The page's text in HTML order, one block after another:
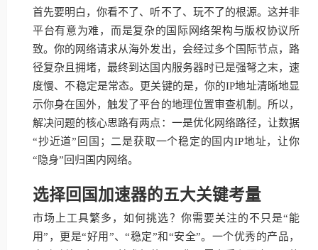
首先要明白，你看不了、听不了、玩不了的根源。这并非
平台有意为难，而是复杂的国际网络架构与版权协议所
致。你的网络请求从海外发出，会经过多个国际节点，路
径复杂且拥堵，最终到达国内服务器时已是强弩之末，速
度慢、不稳定是常态。更关键的是，你的IP地址清晰地显
示你身在国外，触发了平台的地理位置审查机制。所以，
解决问题的核心思路有两点：一是优化网络路径，让数据
“抄近道”回国；二是获取一个稳定的国内IP地址，让你
“隐身”回归国内网络。
选择回国加速器的五大关键考量
市场上工具繁多，如何挑选？你需要关注的不只是“能
用”，更是“好用”、“稳定”和“安全”。一个优秀的产品，